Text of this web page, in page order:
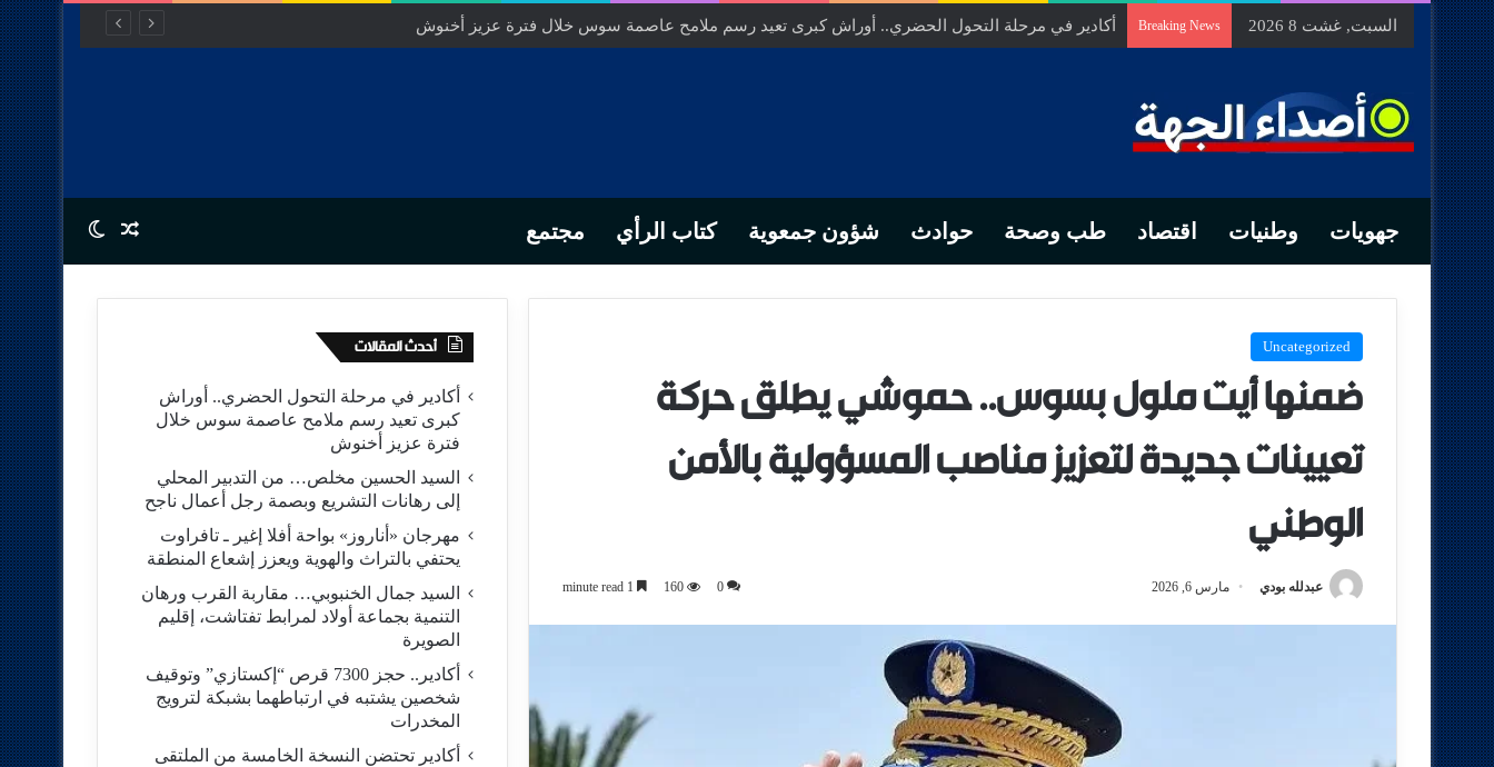
السبت, غشت 8 2026 Breaking News السيد الحسين مخلص… من التدبير المحلي إلى رهانات التشريع وبصمة رجل أعمال ناجح
جهويات وطنيات اقتصاد طب وصحة حوادث شؤون جمعوية كتاب الرأي مجتمع Random Article
Switch skin
Uncategorized
ضمنها أيت ملول بسوس.. حموشي يطلق حركة
تعيينات جديدة لتعزيز مناصب المسؤولية بالأمن
الوطني
عبدلله بودي مارس 6, 2026 0
160
أحدث المقالات
أكادير في مرحلة التحول الحضري.. أوراش
كبرى تعيد رسم ملامح عاصمة سوس خلال
فترة عزيز أخنوش
السيد الحسين مخلص… من التدبير المحلي
إلى رهانات التشريع وبصمة رجل أعمال ناجح
مهرجان «أناروز» بواحة أفلا إغير ـ تافراوت
يحتفي بالتراث والهوية ويعزز إشعاع المنطقة
السيد جمال الخنبوبي… مقاربة القرب ورهان
التنمية بجماعة أولاد لمرابط تفتاشت، إقليم
الصويرة
أكادير.. حجز 7300 قرص “إكستازي” وتوقيف
شخصين يشتبه في ارتباطهما بشبكة لترويج
المخدرات
أكادير تحتضن النسخة الخامسة من الملتقى